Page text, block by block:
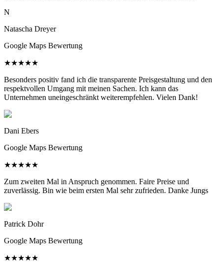
N
Natascha Dreyer
Google Maps Bewertung
★★★★★
Besonders positiv fand ich die transparente Preisgestaltung und den
respektvollen Umgang mit meinen Sachen. Ich kann das
Unternehmen uneingeschränkt weiterempfehlen. Vielen Dank!
Dani Ebers
Google Maps Bewertung
★★★★★
Zum zweiten Mal in Anspruch genommen. Faire Preise und
zuverlässig. Bin wie beim ersten Mal sehr zufrieden. Danke Jungs
Patrick Dohr
Google Maps Bewertung
★★★★★